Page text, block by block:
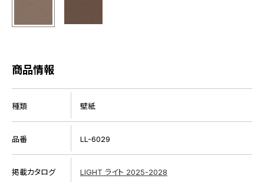
商品情報
種類 壁紙
品番 LL-6029
掲載カタログ LIGHT ライト 2025-2028